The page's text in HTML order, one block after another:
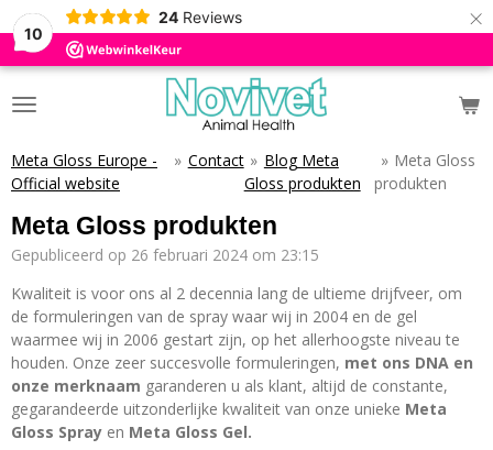
10
24 Reviews ×
Meta Gloss Europe -
Official website
» Contact » Blog Meta
Gloss produkten
» Meta Gloss
produkten
Meta Gloss produkten
Gepubliceerd op 26 februari 2024 om 23:15
Kwaliteit is voor ons al 2 decennia lang de ultieme drijfveer, om
de formuleringen van de spray waar wij in 2004 en de gel
waarmee wij in 2006 gestart zijn, op het allerhoogste niveau te
houden. Onze zeer succesvolle formuleringen, met ons DNA en
onze merknaam garanderen u als klant, altijd de constante,
gegarandeerde uitzonderlijke kwaliteit van onze unieke Meta
Gloss Spray en Meta Gloss Gel.